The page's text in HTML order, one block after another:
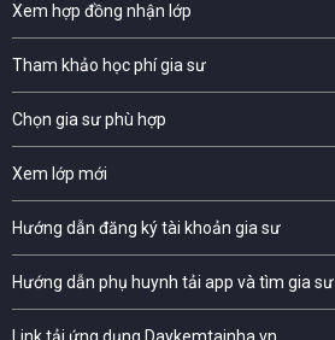
Xem hợp đồng nhận lớp
Tham khảo học phí gia sư
Chọn gia sư phù hợp
Xem lớp mới
Hướng dẫn đăng ký tài khoản gia sư
Hướng dẫn phụ huynh tải app và tìm gia sư